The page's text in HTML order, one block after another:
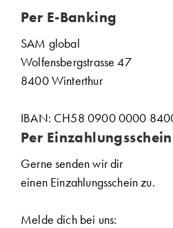
Per E-Banking
SAM global
Wolfensbergstrasse 47
8400 Winterthur
IBAN: CH58 0900 0000
Per Einzahlungsschein
Gerne senden wir dir
einen Einzahlungsschein zu.
Melde dich bei uns: